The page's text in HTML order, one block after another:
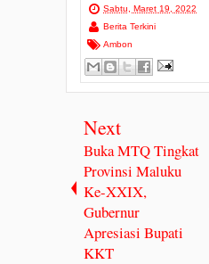
Sabtu, Maret 19, 2022
Berita Terkini
Ambon
Next
Buka MTQ Tingkat
Provinsi Maluku
Ke-XXIX,
Gubernur
Apresiasi Bupati
KKT